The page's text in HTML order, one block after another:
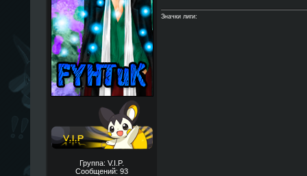
Группа: V.I.P.
Сообщений: 93
Значки лиги: